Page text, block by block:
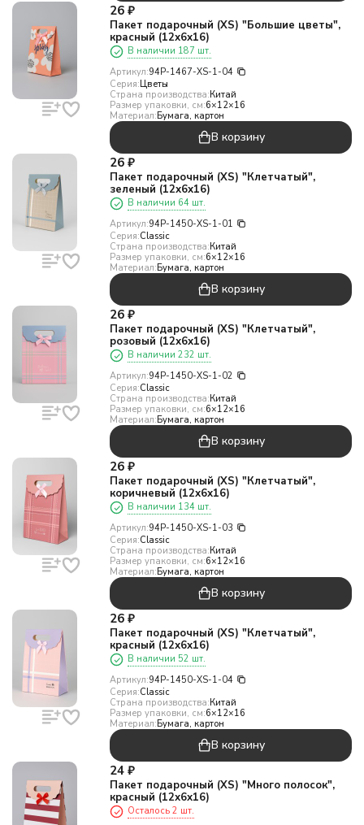
26 ₽
Пакет подарочный (XS) "Большие цветы",
красный (12х6х16)
В наличии 187 шт.
Артикул:94P-1467-XS-1-04
Серия:Цветы
Страна производства:Китай
Размер упаковки, см:6×12×16
Материал:Бумага, картон
В корзину
26 ₽
Пакет подарочный (XS) "Клетчатый",
зеленый (12х6х16)
В наличии 64 шт.
Артикул:94P-1450-XS-1-01
Серия:Classic
Страна производства:Китай
Размер упаковки, см:6×12×16
Материал:Бумага, картон
В корзину
26 ₽
Пакет подарочный (XS) "Клетчатый",
розовый (12х6х16)
В наличии 232 шт.
Артикул:94P-1450-XS-1-02
Серия:Classic
Страна производства:Китай
Размер упаковки, см:6×12×16
Материал:Бумага, картон
В корзину
26 ₽
Пакет подарочный (XS) "Клетчатый",
коричневый (12х6х16)
В наличии 134 шт.
Артикул:94P-1450-XS-1-03
Серия:Classic
Страна производства:Китай
Размер упаковки, см:6×12×16
Материал:Бумага, картон
В корзину
26 ₽
Пакет подарочный (XS) "Клетчатый",
красный (12х6х16)
В наличии 52 шт.
Артикул:94P-1450-XS-1-04
Серия:Classic
Страна производства:Китай
Размер упаковки, см:6×12×16
Материал:Бумага, картон
В корзину
24 ₽
Пакет подарочный (XS) "Много полосок",
красный (12х6х16)
Осталось 2 шт.